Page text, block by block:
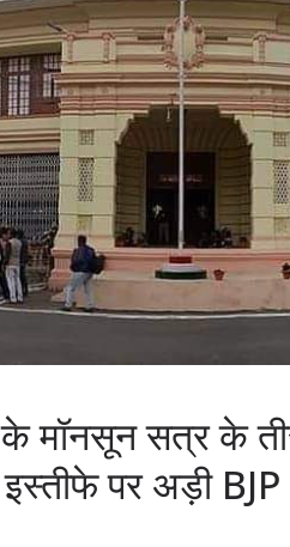
मॉनसून सत्र के
पर अड़ी BJP